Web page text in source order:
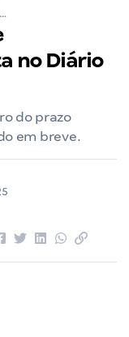
no Diário
do prazo
em breve.